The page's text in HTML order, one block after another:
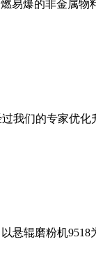
易爆的非金属物
我们的专家优
悬辊磨粉机